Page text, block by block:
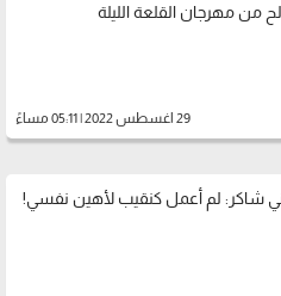
من مهرجان القلعة الليلة
29 اغسطس 2022 | 05:11 مساءً
شاكر: لم أعمل كنقيب لأهين نفسي!